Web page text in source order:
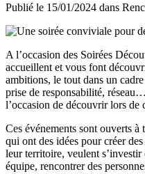
Publié le 15/01/2024 dans
A l’occasion des Soirées
accueillent et vous font
ambitions, le tout dans un
prise de responsabilité,
l’occasion de découvrir lors de
Ces événements sont ouverts à
qui ont des idées pour créer
leur territoire, veulent s’investir
équipe, rencontrer des